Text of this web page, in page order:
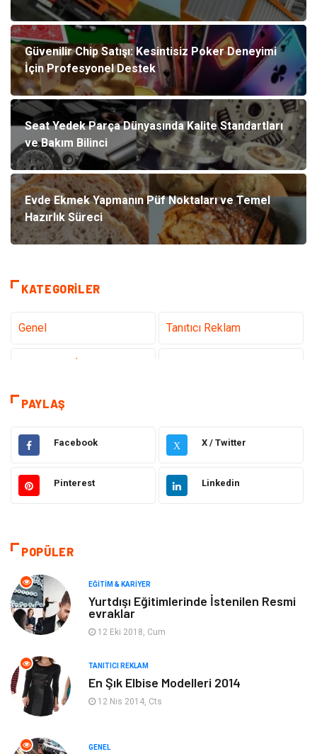
Güvenilir Chip Satışı: Kesintisiz Poker Deneyimi
İçin Profesyonel Destek
Seat Yedek Parça Dünyasında Kalite Standartları
ve Bakım Bilinci
Evde Ekmek Yapmanın Püf Noktaları ve Temel
Hazırlık Süreci
KATEGORILER
Genel Tanıtıcı Reklam
Hizmet
Hukuk Emlak
Otomotiv Sağlıklı Yaşam
Moda
Makine
Elektronik
Giyim
Ev Dekorasyon Organizasyon
PAYLAŞ
Facebook X X / Twitter
Pinterest Linkedin
POPÜLER
EĞITIM & KARIYER
Yurtdışı Eğitimlerinde İstenilen Resmi
evraklar
12 Eki 2018, Cum
TANITICI REKLAM
En Şık Elbise Modelleri 2014
12 Nis 2014, Cts
GENEL